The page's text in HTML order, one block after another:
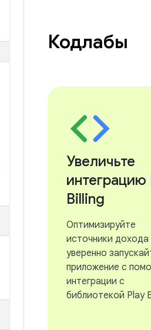
Кодлабы
Увеличьте
интеграцию
Billing
Оптимизируйте
источники дохода
уверенно
приложение с
интеграции с
библиотекой Play